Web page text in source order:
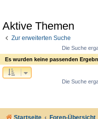
Aktive Themen
Zur erweiterten Suche
Die Suche
Es wurden keine passenden
Die Suche